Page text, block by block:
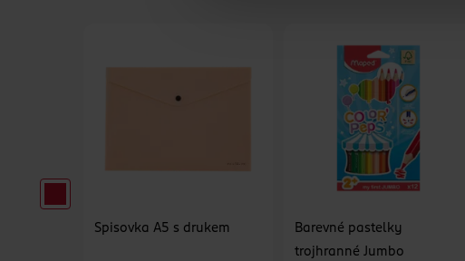
Spisovka A5 s drukem
Barevné pastelky
trojhranné Jumbo